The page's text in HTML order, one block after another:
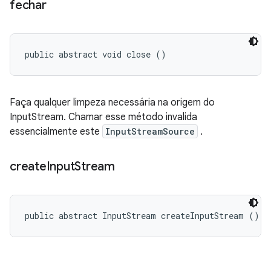
fechar
public abstract void close ()
Faça qualquer limpeza necessária na origem do
InputStream. Chamar esse método invalida
essencialmente este InputStreamSource .
createInputStream
public abstract InputStream createInputStream ()